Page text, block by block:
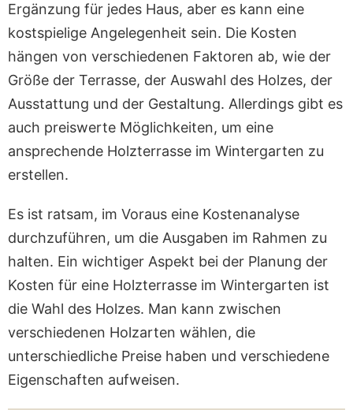
Ergänzung für jedes Haus, aber es kann eine
kostspielige Angelegenheit sein. Die Kosten
hängen von verschiedenen Faktoren ab, wie der
Größe der Terrasse, der Auswahl des Holzes, der
Ausstattung und der Gestaltung. Allerdings gibt es
auch preiswerte Möglichkeiten, um eine
ansprechende Holzterrasse im Wintergarten zu
erstellen.
Es ist ratsam, im Voraus eine Kostenanalyse
durchzuführen, um die Ausgaben im Rahmen zu
halten. Ein wichtiger Aspekt bei der Planung der
Kosten für eine Holzterrasse im Wintergarten ist
die Wahl des Holzes. Man kann zwischen
verschiedenen Holzarten wählen, die
unterschiedliche Preise haben und verschiedene
Eigenschaften aufweisen.